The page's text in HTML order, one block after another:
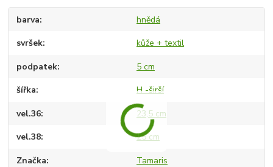
barva hnědá
svršek kůže + textil
podpatek 5 cm
šířka H -širší
vel.36 23,5 cm
vel.38 25 cm
Značka Tamaris